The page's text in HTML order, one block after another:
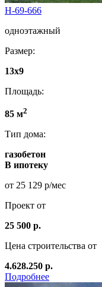
Н-69-666
одноэтажный
Размер:
13x9
Площадь:
85 м2
Тип дома:
газобетон
В ипотеку
от 25 129 р/мес
Проект от
25 500 р.
Цена строительства от
4.628.250 р.
Подробнее